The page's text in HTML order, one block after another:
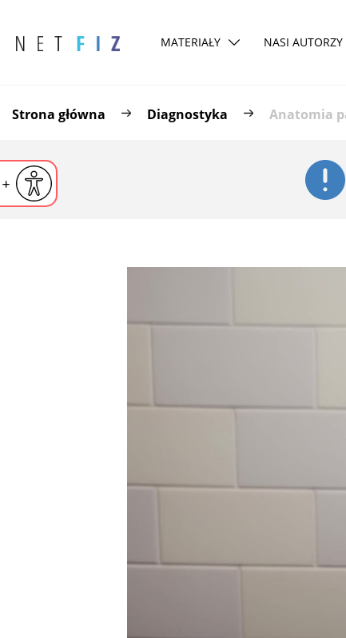
czcionkę
czcionka
Powiększ czcionkę
MATERIAŁY NASI AUTORZY
Strona główna Diagnostyka Anatomia